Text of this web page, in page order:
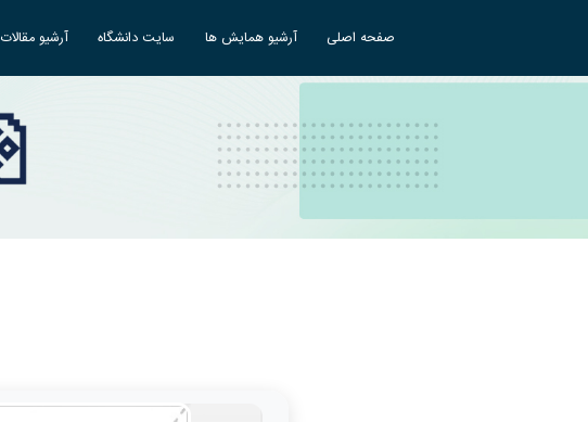
صفحه اصلی آرشیو همایش ها سایت دانشگاه آرشیو مقالات